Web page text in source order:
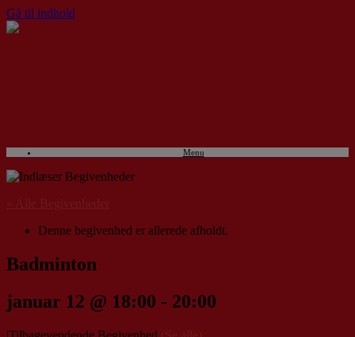
Gå til indhold
Menu
Denne begivenhed er allerede afholdt.
Badminton
januar 12 @ 18:00 - 20:00